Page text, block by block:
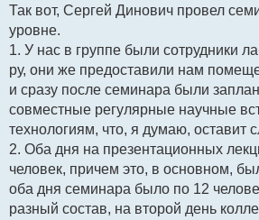
Так вот, Сергей Динович провел
уровне.
1. У нас в группе были сотрудники
ру, они же предоставили нам
и сразу после семинара были
совместные регулярные научные
технологиям, что, я думаю, оставит
2. Оба дня на презентационных
человек, причем это, в основном,
оба дня семинара было по 12
разный состав, на второй день